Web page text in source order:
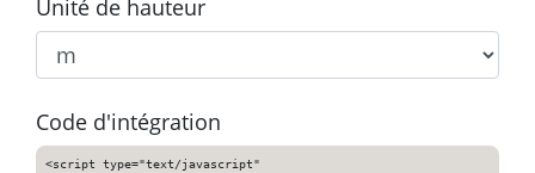
Unité de hauteur
Code d'intégration
<script type="text/javascript"